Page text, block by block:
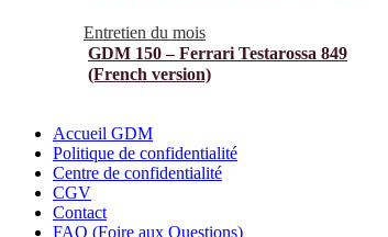
Entretien du mois
GDM 150 – Ferrari Testarossa 849
(French version)
Accueil GDM
Politique de confidentialité
Centre de confidentialité
CGV
Contact
FAQ (Foire aux Questions)